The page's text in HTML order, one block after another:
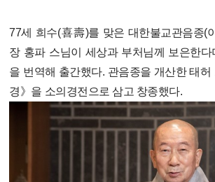
77세 희수(喜壽)를 맞은 대한불교관음종(
장 홍파 스님이 세상과 부처님께 보은한다
을 번역해 출간했다. 관음종을 개산한 태
경》을 소의경전으로 삼고 창종했다.